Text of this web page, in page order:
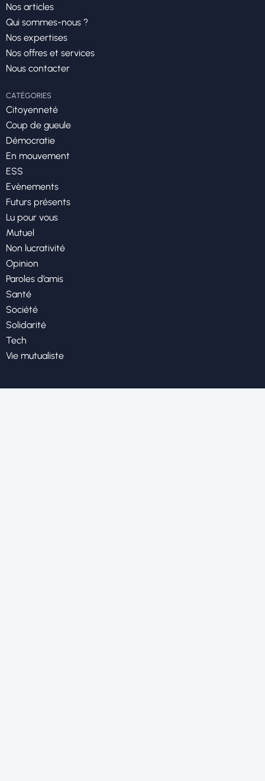
Nos articles
Qui sommes-nous ?
Nos expertises
Nos offres et services
Nous contacter
CATÉGORIES
Citoyenneté
Coup de gueule
Démocratie
En mouvement
ESS
Evènements
Futurs présents
Lu pour vous
Mutuel
Non lucrativité
Opinion
Paroles d’amis
Santé
Société
Solidarité
Tech
Vie mutualiste